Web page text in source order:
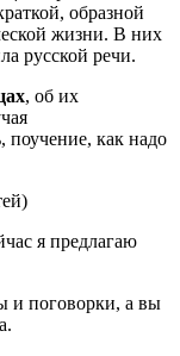
образной
жизни. В них
русской речи.
, об их
поучение, как надо
я предлагаю
и поговорки, а вы